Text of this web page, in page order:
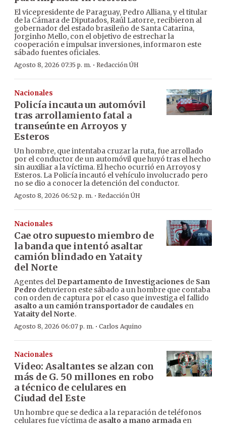
El vicepresidente de Paraguay, Pedro Alliana, y el titular
de la Cámara de Diputados, Raúl Latorre, recibieron al
gobernador del estado brasileño de Santa Catarina,
Jorginho Mello, con el objetivo de estrechar la
cooperación e impulsar inversiones, informaron este
sábado fuentes oficiales.
Agosto 8, 2026 07:35 p. m. · Redacción ÚH
Nacionales
Policía incauta un automóvil
tras arrollamiento fatal a
transeúnte en Arroyos y
Esteros
Un hombre, que intentaba cruzar la ruta, fue arrollado
por el conductor de un automóvil que huyó tras el hecho
sin auxiliar a la víctima. El hecho ocurrió en Arroyos y
Esteros. La Policía incautó el vehículo involucrado pero
no se dio a conocer la detención del conductor.
Agosto 8, 2026 06:52 p. m. · Redacción ÚH
Nacionales
Cae otro supuesto miembro de
la banda que intentó asaltar
camión blindado en Yataity
del Norte
Agentes del Departamento de Investigaciones de San
Pedro detuvieron este sábado a un hombre que contaba
con orden de captura por el caso que investiga el fallido
asalto a un camión transportador de caudales en
Yataity del Norte.
Agosto 8, 2026 06:07 p. m. · Carlos Aquino
Nacionales
Video: Asaltantes se alzan con
más de G. 50 millones en robo
a técnico de celulares en
Ciudad del Este
Un hombre que se dedica a la reparación de teléfonos
celulares fue víctima de asalto a mano armada en